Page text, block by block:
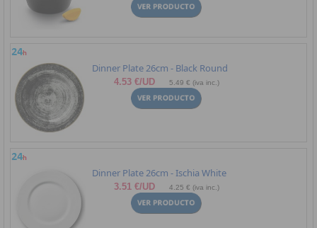
Dinner Plate 26cm - Black Round
4.53 €/UD 5.49 € (iva inc.)
Dinner Plate 26cm - Ischia White
3.51 €/UD 4.25 € (iva inc.)